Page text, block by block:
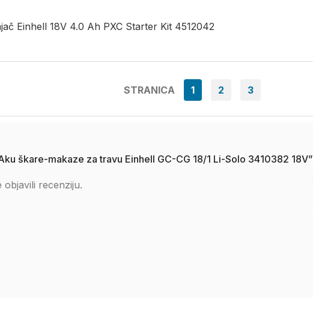
Einhell 18V 4.0 Ah PXC Starter Kit 4512042
STRANICA 1 2 3
škare-makaze za travu Einhell GC-CG 18/1 Li-Solo 3410382 18V”
objavili recenziju.